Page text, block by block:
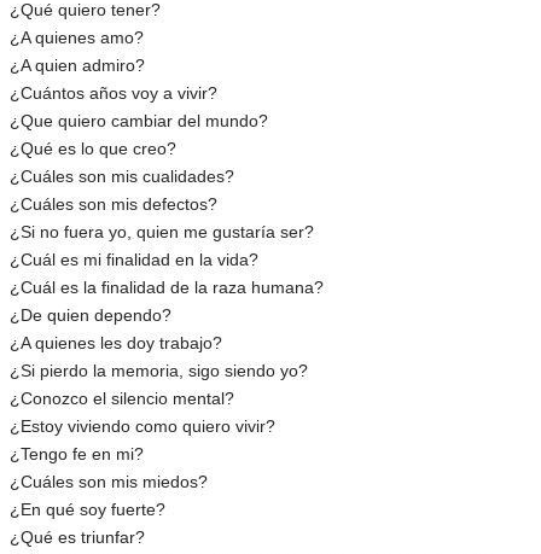
¿Qué quiero tener?
¿A quienes amo?
¿A quien admiro?
¿Cuántos años voy a vivir?
¿Que quiero cambiar del mundo?
¿Qué es lo que creo?
¿Cuáles son mis cualidades?
¿Cuáles son mis defectos?
¿Si no fuera yo, quien me gustaría ser?
¿Cuál es mi finalidad en la vida?
¿Cuál es la finalidad de la raza humana?
¿De quien dependo?
¿A quienes les doy trabajo?
¿Si pierdo la memoria, sigo siendo yo?
¿Conozco el silencio mental?
¿Estoy viviendo como quiero vivir?
¿Tengo fe en mi?
¿Cuáles son mis miedos?
¿En qué soy fuerte?
¿Qué es triunfar?